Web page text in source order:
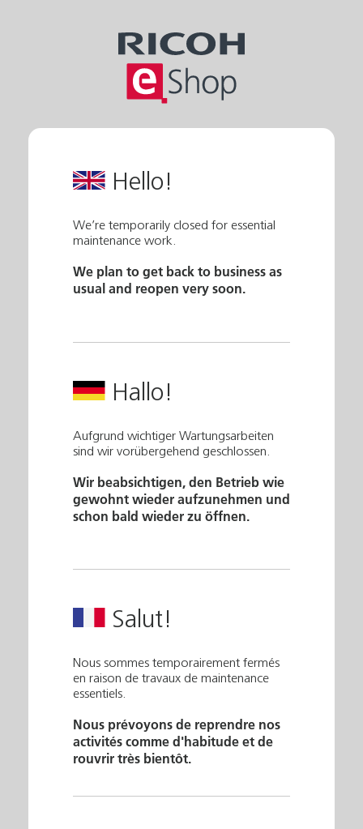
Hello!
We’re temporarily closed for essential
maintenance work.
We plan to get back to business as
usual and reopen very soon.
Hallo!
Aufgrund wichtiger Wartungsarbeiten
sind wir vorübergehend geschlossen.
Wir beabsichtigen, den Betrieb wie
gewohnt wieder aufzunehmen und
schon bald wieder zu öffnen.
Salut!
Nous sommes temporairement fermés
en raison de travaux de maintenance
essentiels.
Nous prévoyons de reprendre nos
activités comme d'habitude et de
rouvrir très bientôt.